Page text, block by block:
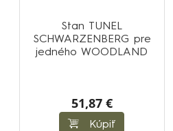
Stan TUNEL
SCHWARZENBERG pre
jedného WOODLAND
51,87 €
Kúpiť